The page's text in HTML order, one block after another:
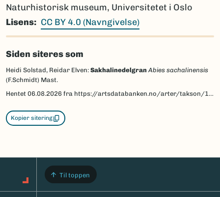
Naturhistorisk museum, Universitetet i Oslo
Lisens
CC BY 4.0 (Navngivelse)
Siden siteres som
Heidi Solstad, Reidar Elven: Sakhalinedelgran Abies sachalinensis
(F.Schmidt) Mast.
Hentet 06.08.2026 fra https://artsdatabanken.no/arter/takson/105147/beskrivelse
Kopier sitering
Til toppen